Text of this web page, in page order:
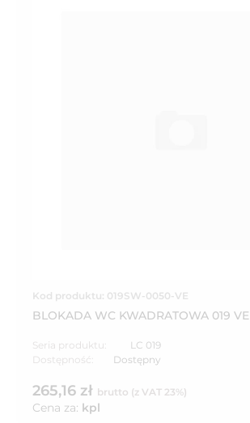
Kod produktu: 019SW-0050-VE
BLOKADA WC KWADRATOWA 019 VE
Seria produktu:
LC 019
Dostępność:
Dostępny
265,16 zł brutto (z VAT 23%)
Cena za: kpl